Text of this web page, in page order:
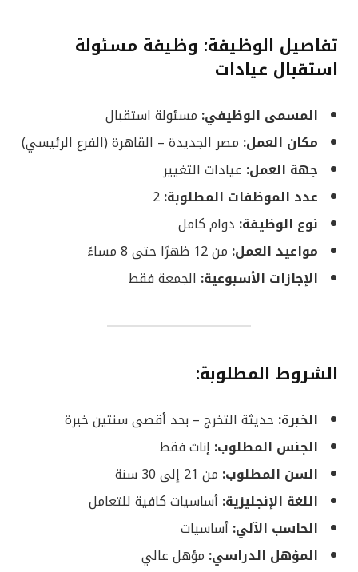
تفاصيل الوظيفة: وظيفة مسئولة
استقبال عيادات
المسمى الوظيفي: مسئولة استقبال
مكان العمل: مصر الجديدة – القاهرة (الفرع الرئيسي)
جهة العمل: عيادات التغيير
عدد الموظفات المطلوبة:
نوع الوظيفة: دوام كامل
مواعيد العمل: من 12 ظهرًا حتى 8 مساءً
الإجازات الأسبوعية: الجمعة فقط
الشروط المطلوبة:
الخبرة: حديثة التخرج – بحد أقصى سنتين خبرة
الجنس المطلوب: إناث فقط
السن المطلوب: من 21 إلى 30 سنة
اللغة الإنجليزية: أساسيات كافية للتعامل
الحاسب الآلي: أساسيات
المؤهل الدراسي: مؤهل عالي